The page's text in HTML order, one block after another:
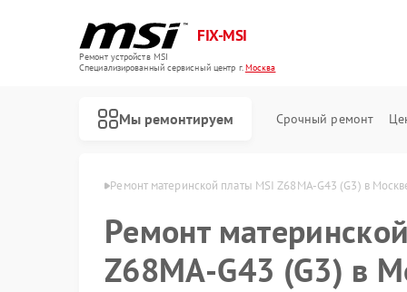
FIX-MSI
Ремонт устройств MSI
Специализированный cервисный центр г.Москва
Мы ремонтируем Срочный ремонт
плат MSI в Москве Ремонт материнской платы MSI Z68MA-G43 (G3) в
Ремонт
Z68MA-G43 (G3) в